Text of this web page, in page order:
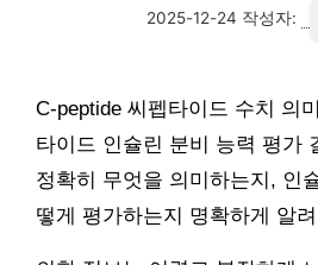
2025-12-24 작성자:
C-peptide 씨펩타이드 수치 의
타이드 인슐린 분비 능력 평가
정확히 무엇을 의미하는지, 인
떻게 평가하는지 명확하게 알